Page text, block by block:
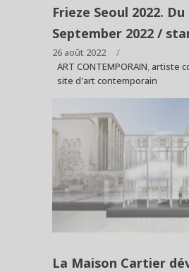
Frieze Seoul 2022. Du
September 2022 /
26 août 2022
ART CONTEMPORAIN, artiste
site d'art contemporain
La Maison Cartier